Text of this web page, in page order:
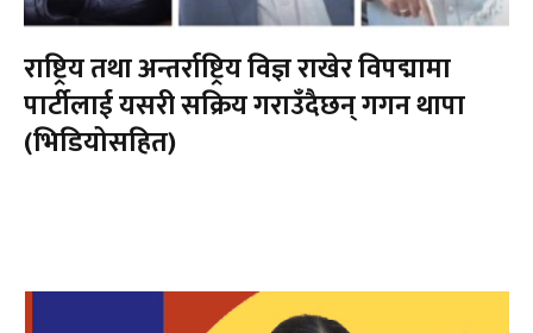
राष्ट्रिय तथा अन्तर्राष्ट्रिय विज्ञ राखेर विपद्मामा
पार्टीलाई यसरी सक्रिय गराउँदैछन् गगन थापा
(भिडियोसहित)